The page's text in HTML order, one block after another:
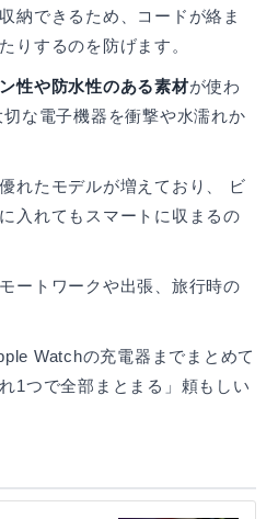
納できるため、コードが絡ま
りするのを防げます。
性や防水性のある素材が使わ
な電子機器を衝撃や水濡れか
れたモデルが増えており、 ビ
入れてもスマートに収まるの
ートワークや出張、旅行時の
Watchの充電器までまとめて
1つで全部まとまる」頼もしい